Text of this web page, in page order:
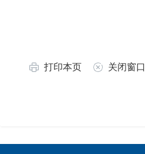
打印本页 关闭窗口